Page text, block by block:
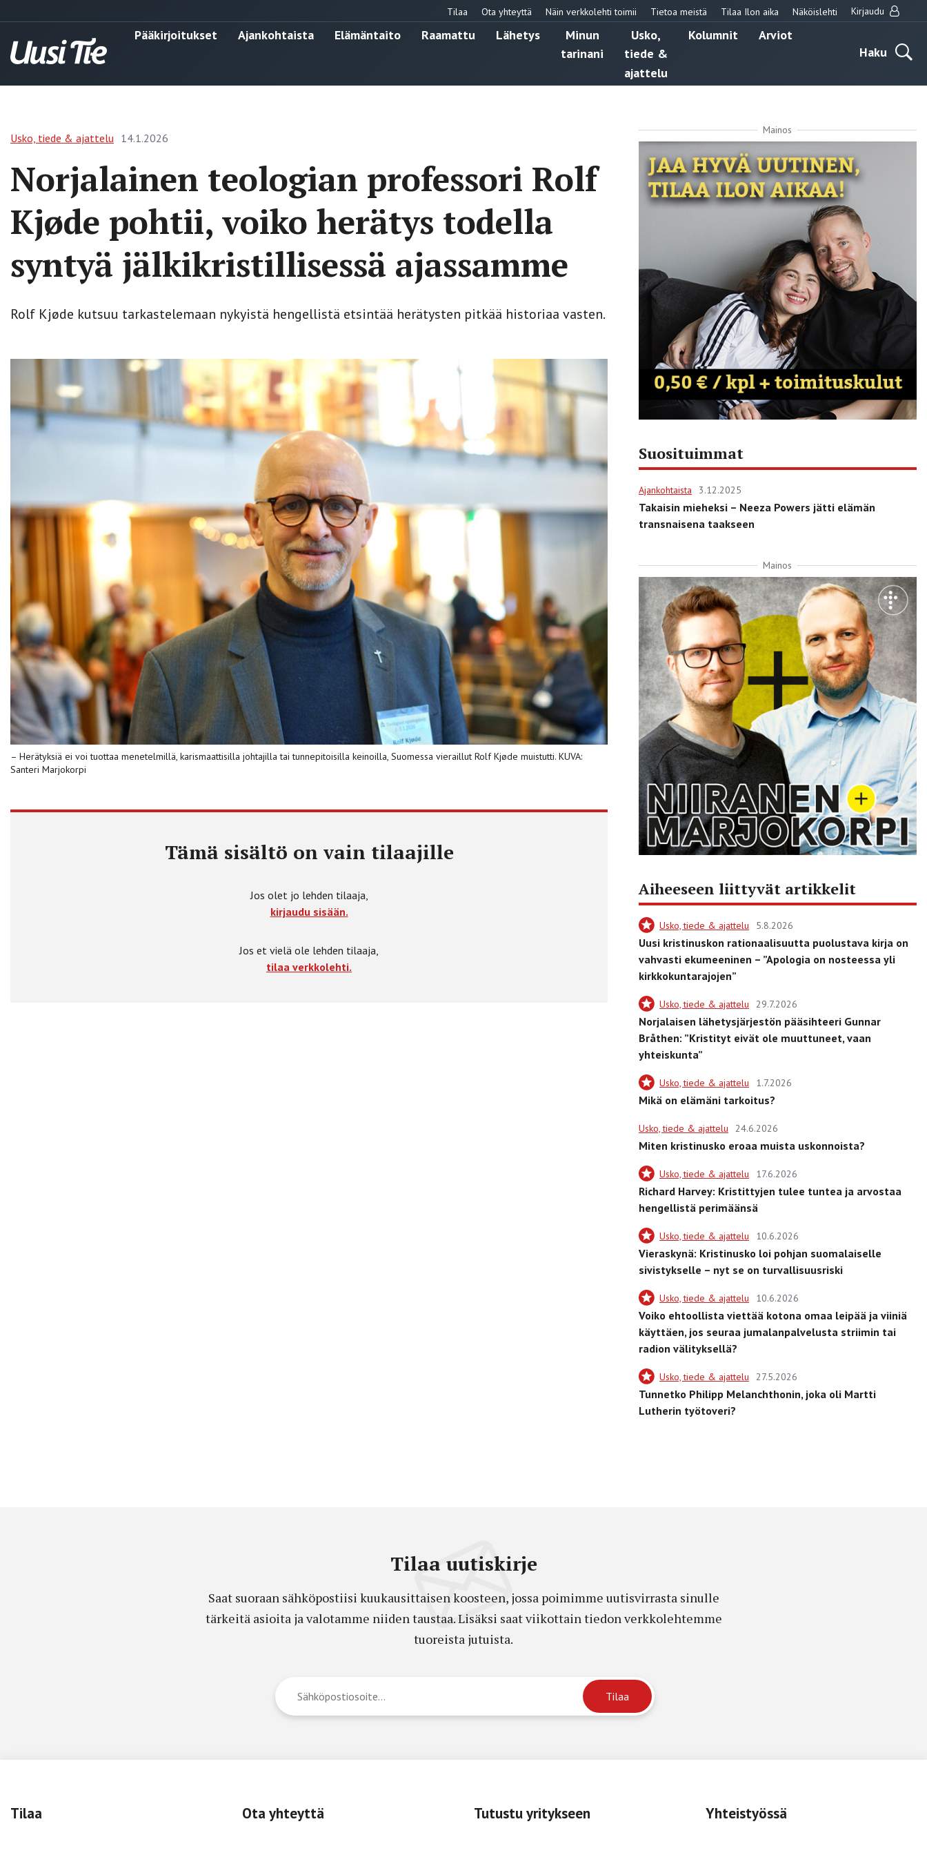
Tilaa Ota yhteyttä Näin verkkolehti toimii Tietoa meistä Tilaa Ilon aika Näköislehti Kirjaudu
Pääkirjoitukset Ajankohtaista Elämäntaito Raamattu Lähetys
Minun
tarinani
Usko,
tiede &
ajattelu
Kolumnit
Arviot
Haku
Usko, tiede & ajattelu 14.1.2026
Norjalainen teologian professori Rolf
Kjøde pohtii, voiko herätys todella
syntyä jälkikristillisessä ajassamme
Rolf Kjøde kutsuu tarkastelemaan nykyistä hengellistä etsintää herätysten pitkää historiaa vasten.
– Herätyksiä ei voi tuottaa menetelmillä, karismaattisilla johtajilla tai tunnepitoisilla keinoilla, Suomessa vieraillut Rolf Kjøde muistutti. KUVA:
Santeri Marjokorpi
Tämä sisältö on vain tilaajille
Jos olet jo lehden tilaaja,
kirjaudu sisään.
Jos et vielä ole lehden tilaaja,
tilaa verkkolehti.
Mainos
Suosituimmat
Ajankohtaista 3.12.2025
Takaisin mieheksi – Neeza Powers jätti elämän
transnaisena taakseen
Mainos
Aiheeseen liittyvät artikkelit
Usko, tiede & ajattelu 5.8.2026
Uusi kristinuskon rationaalisuutta puolustava kirja on
vahvasti ekumeeninen – ”Apologia on nosteessa yli
kirkkokuntarajojen”
Usko, tiede & ajattelu 29.7.2026
Norjalaisen lähetysjärjestön pääsihteeri Gunnar
Bråthen: ”Kristityt eivät ole muuttuneet, vaan
yhteiskunta”
Usko, tiede & ajattelu 1.7.2026
Mikä on elämäni tarkoitus?
Usko, tiede & ajattelu 24.6.2026
Miten kristinusko eroaa muista uskonnoista?
Usko, tiede & ajattelu 17.6.2026
Richard Harvey: Kristittyjen tulee tuntea ja arvostaa
hengellistä perimäänsä
Usko, tiede & ajattelu 10.6.2026
Vieraskynä: Kristinusko loi pohjan suomalaiselle
sivistykselle – nyt se on turvallisuusriski
Usko, tiede & ajattelu 10.6.2026
Voiko ehtoollista viettää kotona omaa leipää ja viiniä
käyttäen, jos seuraa jumalanpalvelusta striimin tai
radion välityksellä?
Usko, tiede & ajattelu 27.5.2026
Tunnetko Philipp Melanchthonin, joka oli Martti
Lutherin työtoveri?
Tilaa uutiskirje
Saat suoraan sähköpostiisi kuukausittaisen koosteen, jossa poimimme uutisvirrasta sinulle
tärkeitä asioita ja valotamme niiden taustaa. Lisäksi saat viikottain tiedon verkkolehtemme
tuoreista jutuista.
Tilaa Ota yhteyttä Tutustu yritykseen Yhteistyössä